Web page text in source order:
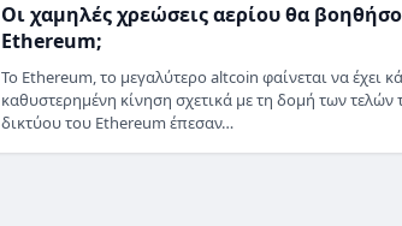
Οι χαμηλές χρεώσεις αερίου θα
Ethereum;
Το Ethereum, το μεγαλύτερο altcoin φαίνεται να έχει
καθυστερημένη κίνηση σχετικά με τη δομή των τελών
δικτύου του Ethereum έπεσαν…